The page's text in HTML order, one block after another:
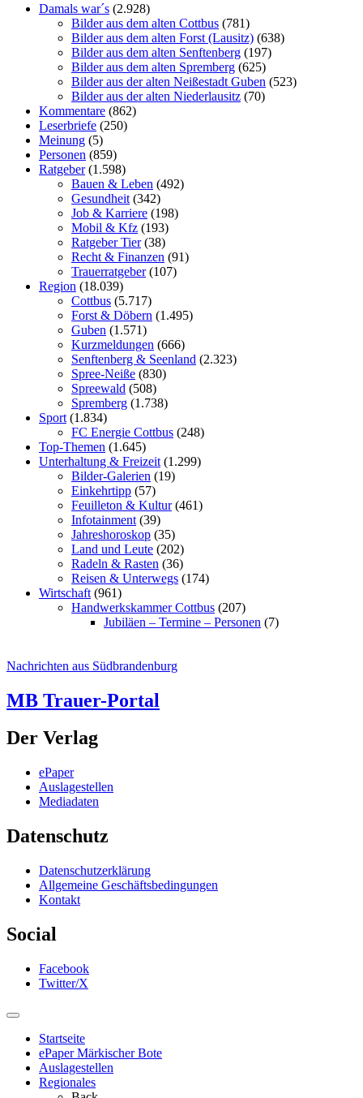
Damals war´s (2.928)
Bilder aus dem alten Cottbus (781)
Bilder aus dem alten Forst (Lausitz) (638)
Bilder aus dem alten Senftenberg (197)
Bilder aus dem alten Spremberg (625)
Bilder aus der alten Neißestadt Guben (523)
Bilder aus der alten Niederlausitz (70)
Kommentare (862)
Leserbriefe (250)
Meinung (5)
Personen (859)
Ratgeber(1.598)
Bauen & Leben (492)
Gesundheit (342)
Job & Karriere (198)
Mobil & Kfz (193)
Ratgeber Tier(38)
Recht & Finanzen (91)
Trauerratgeber(107)
Region (18.039)
Cottbus (5.717)
Forst & Döbern (1.495)
Guben (1.571)
Kurzmeldungen (666)
Senftenberg & Seenland (2.323)
Spree-Neiße (830)
Spreewald (508)
Spremberg (1.738)
Sport (1.834)
FC Energie Cottbus (248)
Top-Themen (1.645)
Unterhaltung & Freizeit (1.299)
Bilder-Galerien (19)
Einkehrtipp (57)
Feuilleton & Kultur(461)
Infotainment (39)
Jahreshoroskop (35)
Land und Leute (202)
Radeln & Rasten (36)
Reisen & Unterwegs (174)
Wirtschaft (961)
Handwerkskammer Cottbus (207)
Jubiläen – Termine – Personen (7)
Nachrichten aus Südbrandenburg
MB Trauer-Portal
Der Verlag
ePaper
Auslagestellen
Mediadaten
Datenschutz
Datenschutzerklärung
Allgemeine Geschäftsbedingungen
Kontakt
Social
Facebook
Twitter/X
Startseite
ePaper Märkischer Bote
Auslagestellen
Regionales